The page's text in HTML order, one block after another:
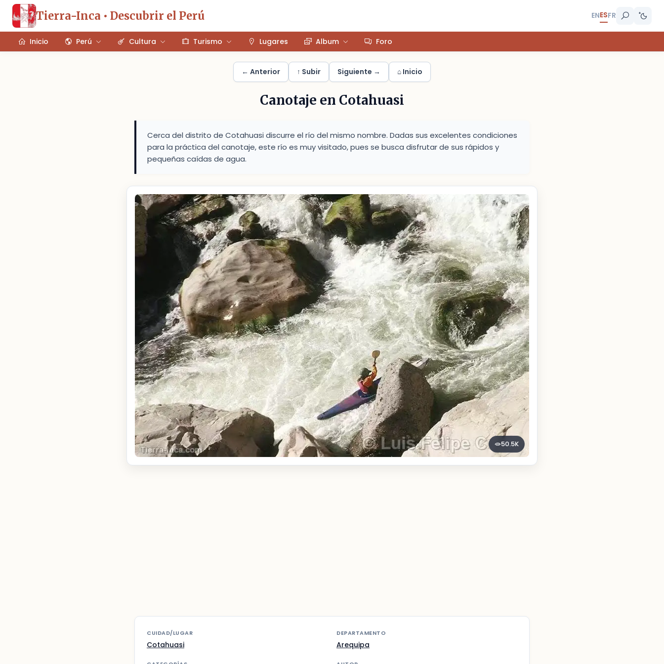
Tierra-Inca • Descubrir el Perú ENESFR
Inicio Perú Cultura Turismo Lugares Album Foro
← Anterior ↑ Subir Siguiente → ⌂ Inicio
Canotaje en Cotahuasi
Cerca del distrito de Cotahuasi discurre el río del mismo nombre. Dadas sus excelentes condiciones
para la práctica del canotaje, este río es muy visitado, pues se busca disfrutar de sus rápidos y
pequeñas caídas de agua.
50.5K
CUIDAD/LUGAR
Cotahuasi
DEPARTAMENTO
Arequipa